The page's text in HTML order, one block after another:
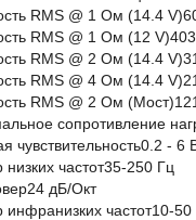
RMS @ 1 Ом (14.4 V)
RMS @ 1 Ом (12 V)
RMS @ 2 Ом (14.4 V)
RMS @ 4 Ом (14.4 V)
RMS @ 2 Ом (Мост)
сопротивление
чувствительность0.2 - 6
низких частот35-250 Гц
24 дБ/Окт
инфранизких частот10-50